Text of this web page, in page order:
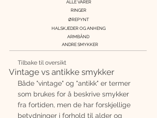
ALLE VARER
RINGER
ØREPYNT
HALSKJEDER OG ANHENG
ARMBÅND
ANDRE SMYKKER
Tilbake til oversikt
Vintage vs antikke smykker
Både "vintage" og "antikk" er termer
som brukes for å beskrive smykker
fra fortiden, men de har forskjellige
betydninger i forhold til alder og